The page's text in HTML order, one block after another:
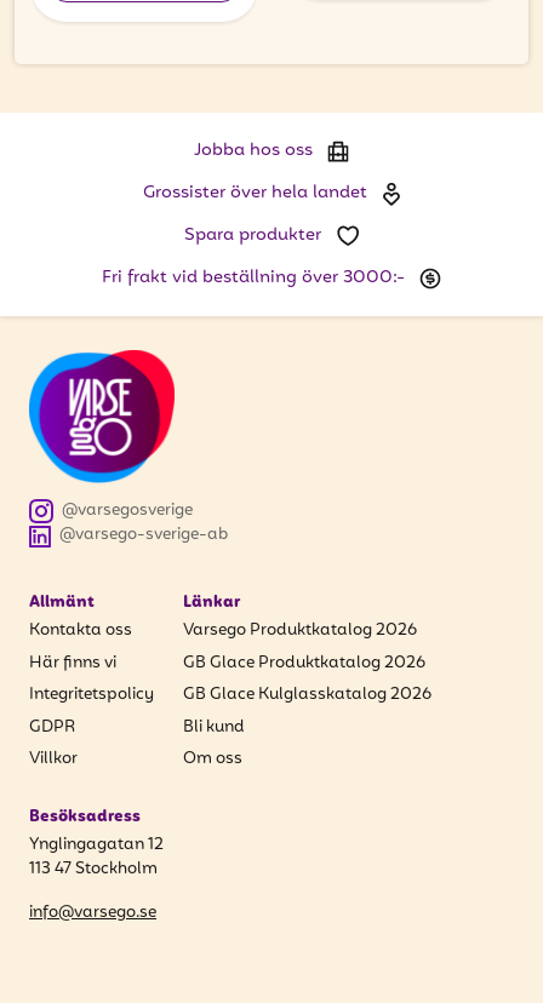
Jobba hos oss
Grossister över hela landet
Spara produkter
Fri frakt vid beställning över 3000:-
@varsego-sverige-ab
@varsegosverige
Allmänt
Kontakta oss
Här finns vi
Integritetspolicy
GDPR
Villkor
Länkar
Varsego Produktkatalog 2026
GB Glace Produktkatalog 2026
GB Glace Kulglasskatalog 2026
Bli kund
Om oss
Besöksadress
Ynglingagatan 12
113 47 Stockholm
info@varsego.se